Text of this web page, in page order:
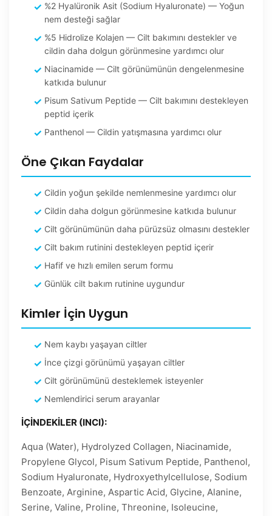
%2 Hyalüronik Asit (Sodium Hyaluronate) — Yoğun
nem desteği sağlar
%5 Hidrolize Kolajen — Cilt bakımını destekler ve
cildin daha dolgun görünmesine yardımcı olur
Niacinamide — Cilt görünümünün dengelenmesine
katkıda bulunur
Pisum Sativum Peptide — Cilt bakımını destekleyen
peptid içerik
Panthenol — Cildin yatışmasına yardımcı olur
Öne Çıkan Faydalar
Cildin yoğun şekilde nemlenmesine yardımcı olur
Cildin daha dolgun görünmesine katkıda bulunur
Cilt görünümünün daha pürüzsüz olmasını destekler
Cilt bakım rutinini destekleyen peptid içerir
Hafif ve hızlı emilen serum formu
Günlük cilt bakım rutinine uygundur
Kimler İçin Uygun
Nem kaybı yaşayan ciltler
İnce çizgi görünümü yaşayan ciltler
Cilt görünümünü desteklemek isteyenler
Nemlendirici serum arayanlar
İÇİNDEKİLER (INCI):
Aqua (Water), Hydrolyzed Collagen, Niacinamide,
Propylene Glycol, Pisum Sativum Peptide, Panthenol,
Sodium Hyaluronate, Hydroxyethylcellulose, Sodium
Benzoate, Arginine, Aspartic Acid, Glycine, Alanine,
Serine, Valine, Proline, Threonine, Isoleucine,